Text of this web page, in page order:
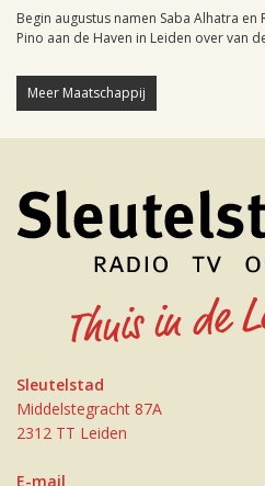
Begin augustus namen Saba Alhatra
Pino aan de Haven in Leiden over van
Meer Maatschappij
Sleutelstad
Middelstegracht 87A
2312 TT Leiden
E-mail